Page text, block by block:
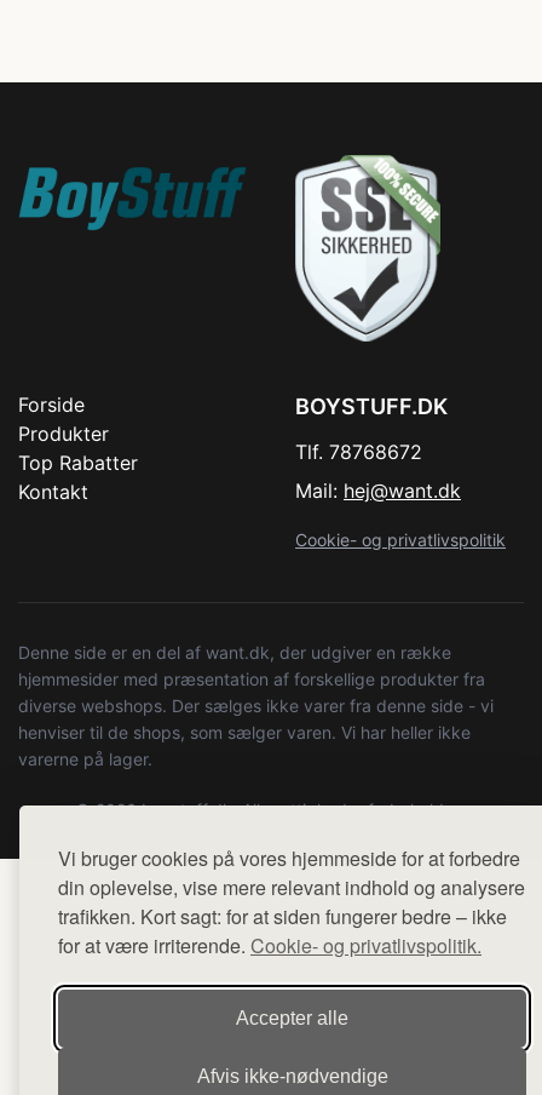
Vi bruger cookies på vores hjemmeside for at forbedre
din oplevelse, vise mere relevant indhold og analysere
trafikken. Kort sagt: for at siden fungerer bedre – ikke
for at være irriterende. Cookie- og privatlivspolitik.
Accepter alle
Afvis ikke‑nødvendige
Forside
Produkter
Top Rabatter
Kontakt
BOYSTUFF.DK
Tlf. 78768672
Mail: hej@want.dk
Cookie- og privatlivspolitik
Denne side er en del af want.dk, der udgiver en række
hjemmesider med præsentation af forskellige produkter fra
diverse webshops. Der sælges ikke varer fra denne side - vi
henviser til de shops, som sælger varen. Vi har heller ikke
varerne på lager.
© 2026 boystuff.dk. Alle rettigheder forbeholdes.